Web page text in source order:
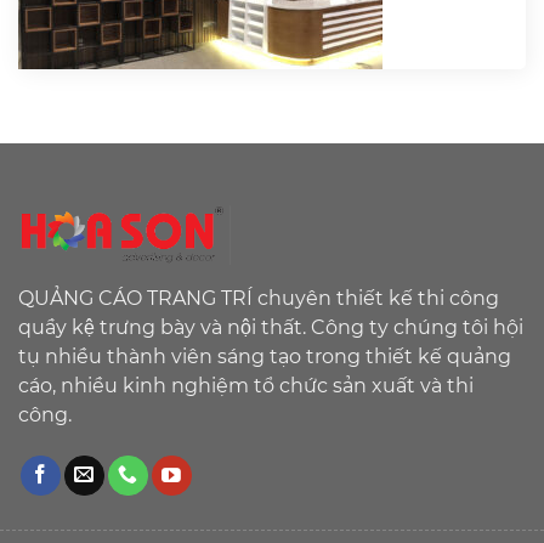
QUẢNG CÁO TRANG TRÍ chuyên thiết kế thi công
quầy kệ trưng bày và nội thất. Công ty chúng tôi hội
tụ nhiều thành viên sáng tạo trong thiết kế quảng
cáo, nhiều kinh nghiệm tổ chức sản xuất và thi
công.